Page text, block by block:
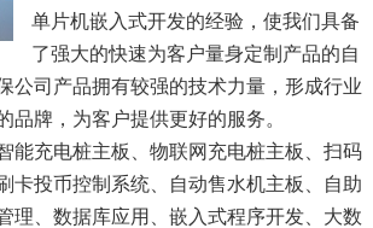
单片机嵌入式开发的经验，使我们具备
了强大的快速为客户量身定制产品的自
公司产品拥有较强的技术力量，形成行业
品牌，为客户提供更好的服务。
能充电桩主板、物联网充电桩主板、扫码
卡投币控制系统、自动售水机主板、自助
理、数据库应用、嵌入式程序开发、大数